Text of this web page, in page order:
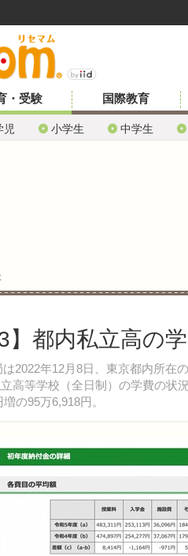
・受験
児 小学生 中学生
国際教育
】都内私立高の
2022年12月8日、東京都内所在
高等学校（全日制）の学費の状
の95万6,918円。